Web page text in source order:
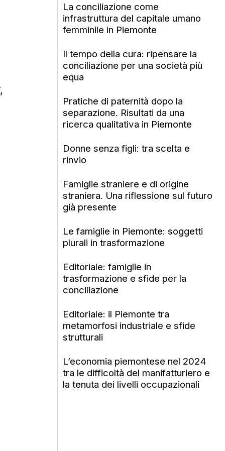
La conciliazione come
infrastruttura del capitale umano
femminile in Piemonte
Il tempo della cura: ripensare la
conciliazione per una società più
equa
Pratiche di paternità dopo la
separazione. Risultati da una
ricerca qualitativa in Piemonte
Donne senza figli: tra scelta e
rinvio
Famiglie straniere e di origine
straniera. Una riflessione sul futuro
già presente
Le famiglie in Piemonte: soggetti
plurali in trasformazione
Editoriale: famiglie in
trasformazione e sfide per la
conciliazione
Editoriale: il Piemonte tra
metamorfosi industriale e sfide
strutturali
L’economia piemontese nel 2024
tra le difficoltà del manifatturiero e
la tenuta dei livelli occupazionali